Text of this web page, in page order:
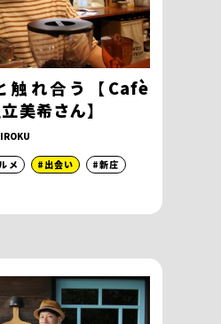
触れ合う【Cafè
美希さん】
メ #出会い
#新庄